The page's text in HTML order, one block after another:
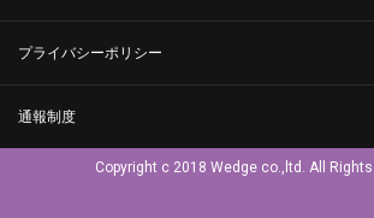
プライバシーポリシー
通報制度
Copyright c 2018 Wedge co.,ltd. All